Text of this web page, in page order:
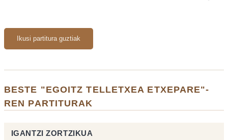
Ikusi partitura guztiak
BESTE "EGOITZ TELLETXEA ETXEPARE"-
REN PARTITURAK
IGANTZI ZORTZIKUA